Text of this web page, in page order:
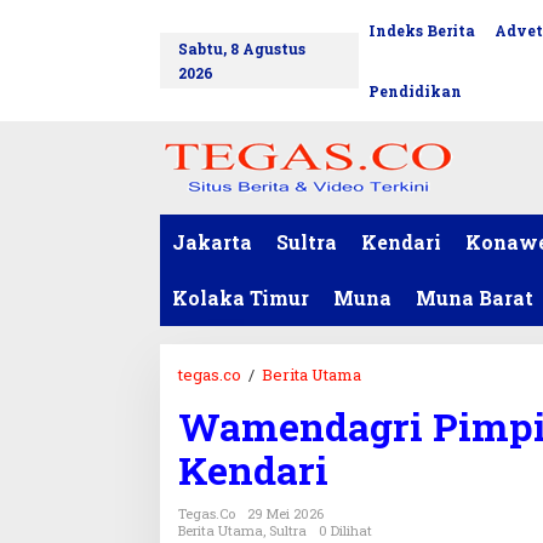
Sabtu, 8 Agustus
2026
Indeks Berita
Pendidikan
Jakarta Sultra Kendari
Kolaka Timur Muna Muna Barat
tegas.co / Berita Utama
m
e
Wamendagri
Kendari
Tegas.co
29 Mei 2026
Berita Utama, Sultra 0 Dilihat